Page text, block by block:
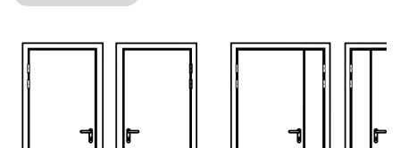
Уличные Для общественных зданий